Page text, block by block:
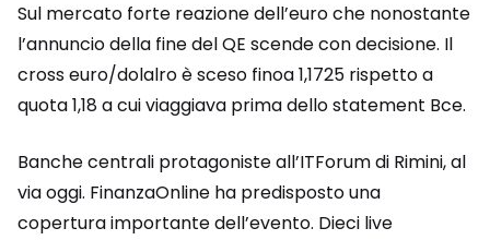
Sul mercato forte reazione dell’euro che nonostante
l’annuncio della fine del QE scende con decisione. Il
cross euro/dolalro è sceso finoa 1,1725 rispetto a
quota 1,18 a cui viaggiava prima dello statement Bce.
Banche centrali protagoniste all’ITForum di Rimini, al
via oggi. FinanzaOnline ha predisposto una
copertura importante dell’evento. Dieci live